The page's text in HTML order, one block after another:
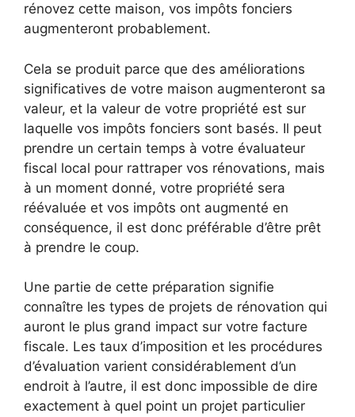
rénovez cette maison, vos impôts fonciers
augmenteront probablement.
Cela se produit parce que des améliorations
significatives de votre maison augmenteront sa
valeur, et la valeur de votre propriété est sur
laquelle vos impôts fonciers sont basés. Il peut
prendre un certain temps à votre évaluateur
fiscal local pour rattraper vos rénovations, mais
à un moment donné, votre propriété sera
réévaluée et vos impôts ont augmenté en
conséquence, il est donc préférable d’être prêt
à prendre le coup.
Une partie de cette préparation signifie
connaître les types de projets de rénovation qui
auront le plus grand impact sur votre facture
fiscale. Les taux d’imposition et les procédures
d’évaluation varient considérablement d’un
endroit à l’autre, il est donc impossible de dire
exactement à quel point un projet particulier